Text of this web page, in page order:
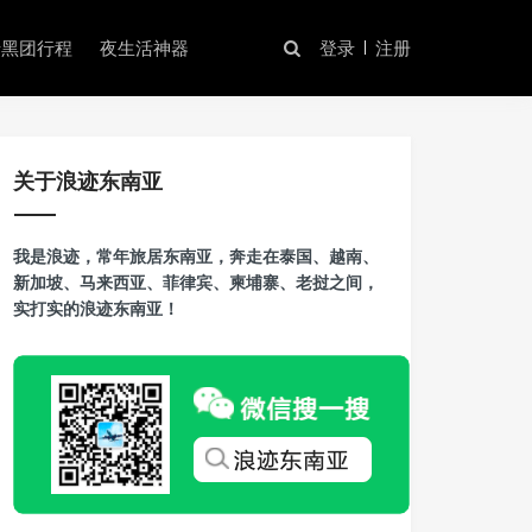
团行程 夜生活神器 登录 注册
关于浪迹东南亚
我是浪迹，常年旅居东南亚，奔走在泰国、越南、
新加坡、马来西亚、菲律宾、柬埔寨、老挝之间，
实打实的浪迹东南亚！